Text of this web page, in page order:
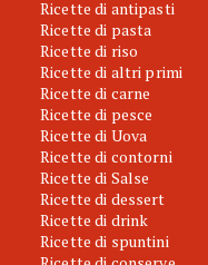
Ricette di antipasti
Ricette di pasta
Ricette di riso
Ricette di altri primi
Ricette di carne
Ricette di pesce
Ricette di Uova
Ricette di contorni
Ricette di Salse
Ricette di dessert
Ricette di drink
Ricette di spuntini